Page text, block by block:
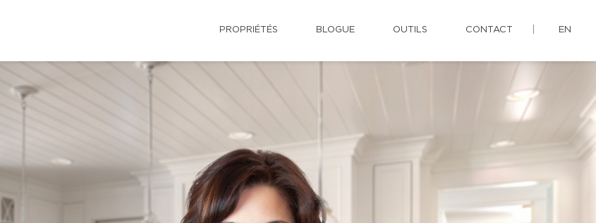
PROPRIÉTÉS BLOGUE OUTILS CONTACT EN